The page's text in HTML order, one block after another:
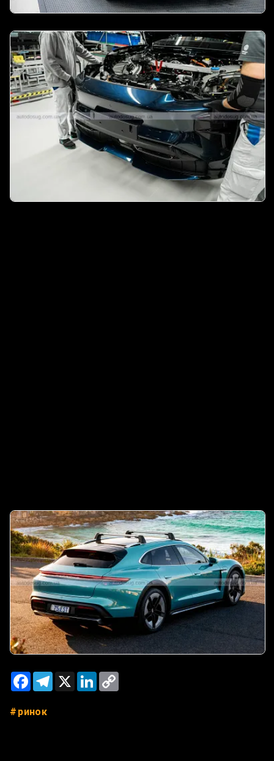
FacebookTelegram
X LinkedIn
ринок